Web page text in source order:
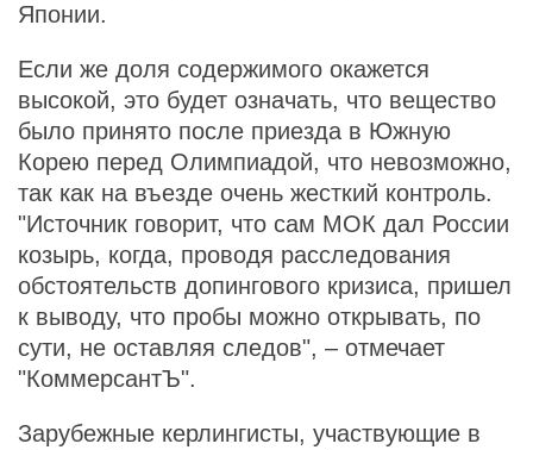
Японии.
Если же доля содержимого окажется
высокой, это будет означать, что вещество
было принято после приезда в Южную
Корею перед Олимпиадой, что невозможно,
так как на въезде очень жесткий контроль.
"Источник говорит, что сам МОК дал России
козырь, когда, проводя расследования
обстоятельств допингового кризиса, пришел
к выводу, что пробы можно открывать, по
сути, не оставляя следов", – отмечает
"КоммерсантЪ".
Зарубежные керлингисты, участвующие в